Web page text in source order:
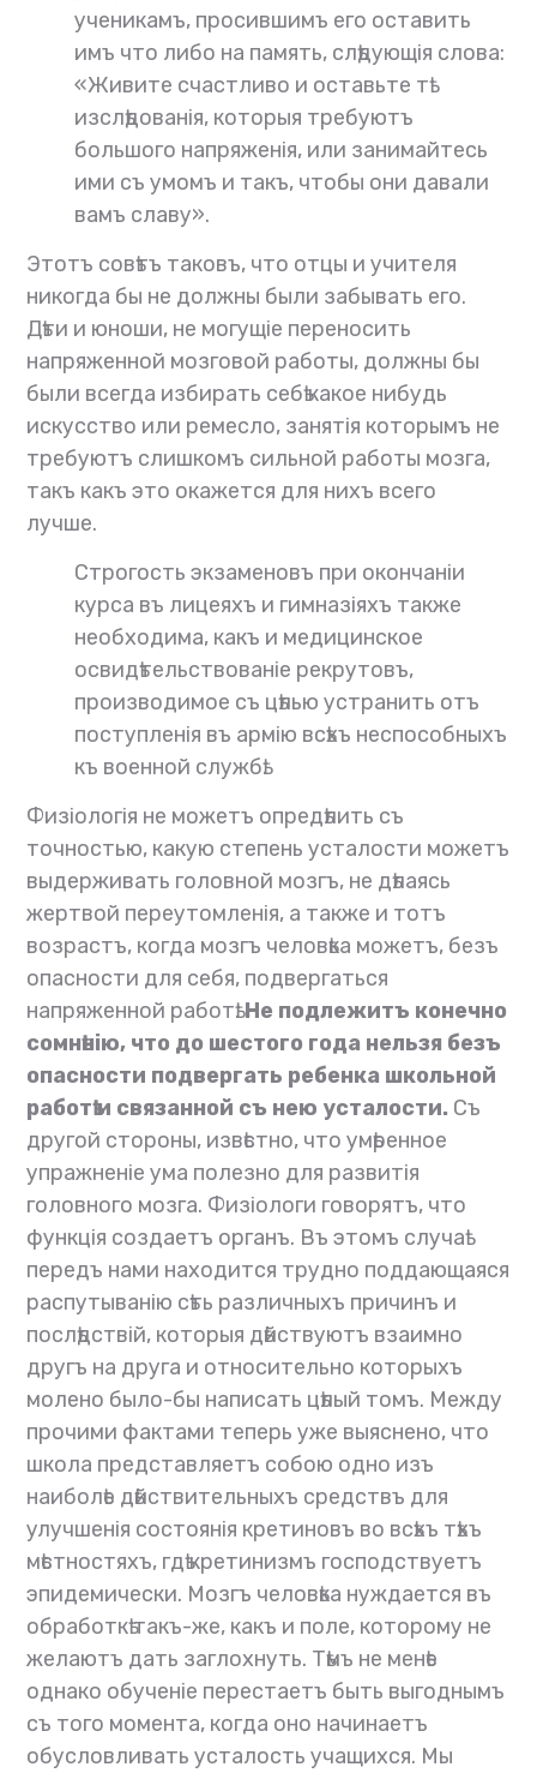
ученикамъ, просившимъ его оставить
имъ что либо на память, слѣдующія слова:
«Живите счастливо и оставьте тѣ
изслѣдованія, которыя требуютъ
большого напряженія, или занимайтесь
ими съ умомъ и такъ, чтобы они давали
вамъ славу».
Этотъ совѣтъ таковъ, что отцы и учителя
никогда бы не должны были забывать его.
Дѣти и юноши, не могущіе переносить
напряженной мозговой работы, должны бы
были всегда избирать себѣ какое нибудь
искусство или ремесло, занятія которымъ не
требуютъ слишкомъ сильной работы мозга,
такъ какъ это окажется для нихъ всего
лучше.
Строгость экзаменовъ при окончаніи
курса въ лицеяхъ и гимназіяхъ также
необходима, какъ и медицинское
освидѣтельствованіе рекрутовъ,
производимое съ цѣлью устранить отъ
поступленія въ армію всѣхъ неспособныхъ
къ военной службѣ.
Физіологія не можетъ опредѣлить съ
точностью, какую степень усталости можетъ
выдерживать головной мозгъ, не дѣлаясь
жертвой переутомленія, а также и тотъ
возрастъ, когда мозгъ человѣка можетъ, безъ
опасности для себя, подвергаться
напряженной работѣ.Не подлежитъ конечно
сомнѣнію, что до шестого года нельзя безъ
опасности подвергать ребенка школьной
работѣ и связанной съ нею усталости. Съ
другой стороны, извѣстно, что умѣренное
упражненіе ума полезно для развитія
головного мозга. Физіологи говорятъ, что
функція создаетъ органъ. Въ этомъ случаѣ
передъ нами находится трудно поддающаяся
распутыванію сѣть различныхъ причинъ и
послѣдствій, которыя дѣйствуютъ взаимно
другъ на друга и относительно которыхъ
молено было-бы написать цѣлый томъ. Между
прочими фактами теперь уже выяснено, что
школа представляетъ собою одно изъ
наиболѣе дѣйствительныхъ средствъ для
улучшенія состоянія кретиновъ во всѣхъ тѣхъ
мѣстностяхъ, гдѣ кретинизмъ господствуетъ
эпидемически. Мозгъ человѣка нуждается въ
обработкѣ такъ-же, какъ и поле, которому не
желаютъ дать заглохнуть. Тѣмъ не менѣе
однако обученіе перестаетъ быть выгоднымъ
съ того момента, когда оно начинаетъ
обусловливать усталость учащихся. Мы